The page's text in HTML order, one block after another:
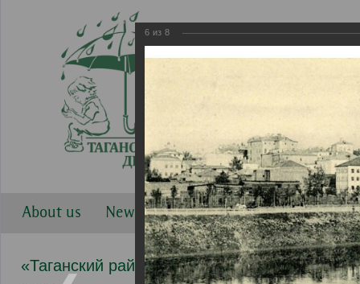
About us News Work directions Gallery
«Таганский район. Фотография сквозь
6 из 8